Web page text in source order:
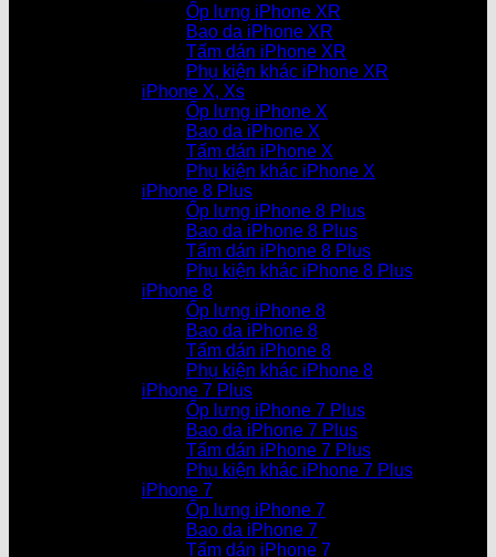
Ốp lưng iPhone XR
Bao da iPhone XR
Tấm dán iPhone XR
Phụ kiện khác iPhone XR
iPhone X, Xs
Ốp lưng iPhone X
Bao da iPhone X
Tấm dán iPhone X
Phụ kiện khác iPhone X
iPhone 8 Plus
Ốp lưng iPhone 8 Plus
Bao da iPhone 8 Plus
Tấm dán iPhone 8 Plus
Phụ kiện khác iPhone 8 Plus
iPhone 8
Ốp lưng iPhone 8
Bao da iPhone 8
Tấm dán iPhone 8
Phụ kiện khác iPhone 8
iPhone 7 Plus
Ốp lưng iPhone 7 Plus
Bao da iPhone 7 Plus
Tấm dán iPhone 7 Plus
Phụ kiện khác iPhone 7 Plus
iPhone 7
Ốp lưng iPhone 7
Bao da iPhone 7
Tấm dán iPhone 7